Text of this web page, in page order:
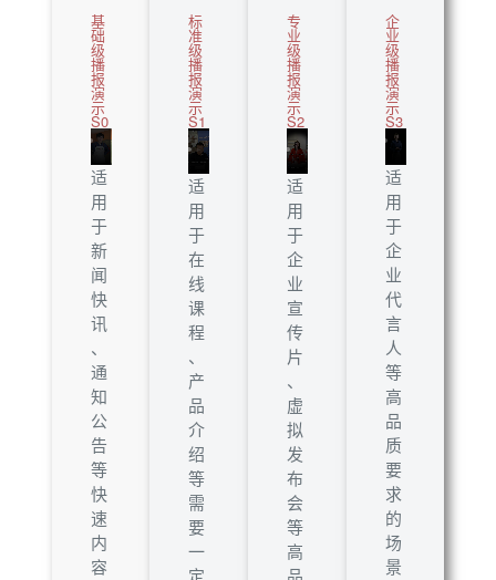
基
础
级
播
报
演
示
S0
适
用
于
新
闻
快
讯
、
通
知
公
告
等
快
速
内
容
标
准
级
播
报
演
示
S1
适
用
于
在
线
课
程
、
产
品
介
绍
等
需
要
一
定
专
业
级
播
报
演
示
S2
适
用
于
企
业
宣
传
片
、
虚
拟
发
布
会
等
高
品
企
业
级
播
报
演
示
S3
适
用
于
企
业
代
言
人
等
高
品
质
要
求
的
场
景